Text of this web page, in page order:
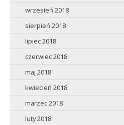
wrzesień 2018
sierpień 2018
lipiec 2018
czerwiec 2018
maj 2018
kwiecień 2018
marzec 2018
luty 2018